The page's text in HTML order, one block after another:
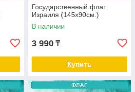
Государственный флаг
Израиля (145х90см.)
В наличии
3 990 ₸
Купить